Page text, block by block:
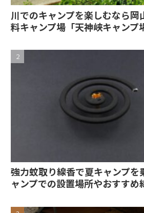
川でのキャンプを楽しむなら岡
料キャンプ場「天神峡キャンプ
強力蚊取り線香で夏キャンプを
ャンプでの設置場所やおすすめ